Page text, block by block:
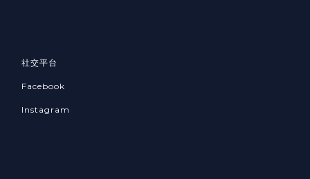
社交平台
Facebook
Instagram